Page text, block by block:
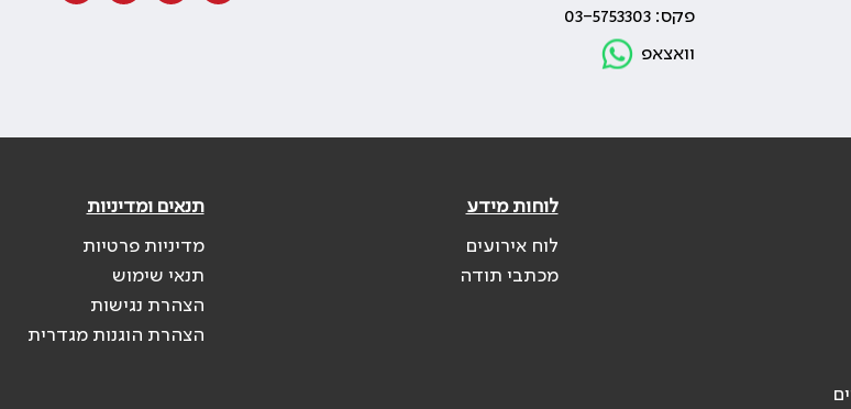
פקס: 03-5753303
וואצאפ
לוחות מידע
לוח אירועים
מכתבי תודה
תנאים ומדיניות
מדיניות פרטיות
תנאי שימוש
הצהרת נגישות
הצהרת הוגנות מגדרית